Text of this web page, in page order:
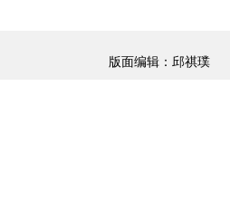
版面编辑：邱祺璞